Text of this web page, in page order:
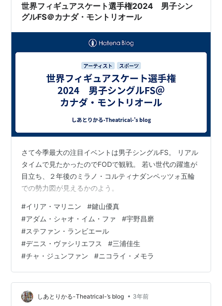
世界フィギュアスケート選手権2024 男子シン
グルFS＠カナダ・モントリオール
さて今季最大の注目イベントは男子シングルFS。 リアル
タイムで見たかったのでFODで観戦。 若い世代の躍進が
目立ち、２年後のミラノ・コルティナダンペッツォ五輪
での勢力図が見えるかのよう。
#イリア・マリニン #鍵山優真
#アダム・シャオ・イム・ファ #宇野昌磨
#ステファン・ランビエール
#デニス・ヴァシリエフス #三浦佳生
#チャ・ジュンファン #ニコライ・メモラ
しあとりかる-Theatrical-’s blog • 3年前